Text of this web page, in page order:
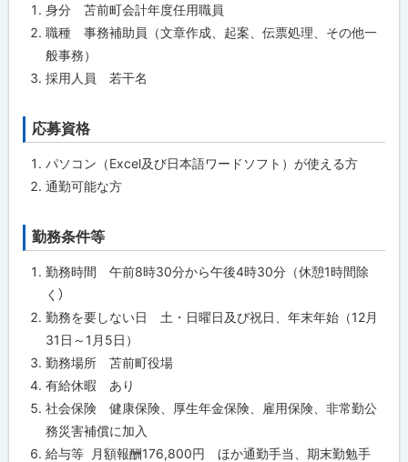
問
せ
担
当
口
プ
に
る
身分 苫前町会計年度任用職員
職種 事務補助員（文章作成、起案、伝票処理、その他一
般事務）
採用人員 若干名
ト
プ
に
る
応募資格
パソコン（Excel及び日本語ワードソフト）が使える方
通勤可能な方
ト
プ
戻
勤務条件等
勤務時間 午前8時30分から午後4時30分（休憩1時間除
く）
勤務を要しない日 土・日曜日及び祝日、年末年始（12月
31日～1月5日）
勤務場所 苫前町役場
有給休暇 あり
社会保険 健康保険、厚生年金保険、雇用保険、非常勤公
務災害補償に加入
給与等 月額報酬176,800円 ほか通勤手当、期末勤勉手